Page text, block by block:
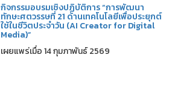
กิจกรรมอบรมเชิงปฏิบัติการ “การพัฒนา
ทักษะศตวรรษที่ 21 ด้านเทคโนโลยีเพื่อประยุกต์
ใช้ในชีวิตประจำวัน (AI Creator for Digital
Media)”
เผยแพร่เมื่อ 14 กุมภาพันธ์ 2569